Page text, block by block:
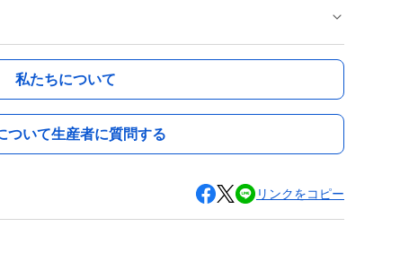
私たちについて
ついて生産者に質問する
リンクをコピー